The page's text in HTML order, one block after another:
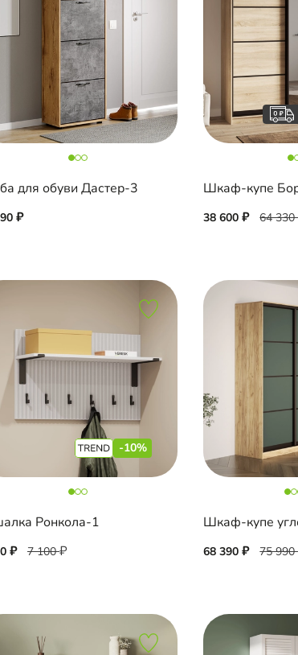
для обуви Дастер-3 Шкаф-купе
38 600 64 330
-10%
Ронкола-1
7 100 68 390 75 990